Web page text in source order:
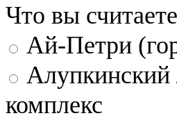
Что вы
Ай-Петри
Алупкинский
комплекс